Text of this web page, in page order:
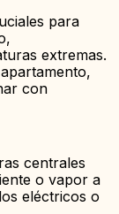
para
extremas.
con
centrales
o vapor a
eléctricos o